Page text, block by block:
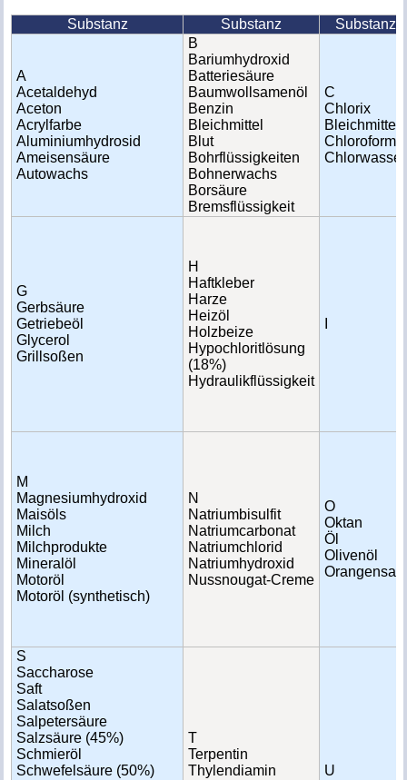
Substanz Substanz Substanz
A
Acetaldehyd
Aceton
Acrylfarbe
Aluminiumhydrosid
Ameisensäure
Autowachs
B
Bariumhydroxid
Batteriesäure
Baumwollsamenöl
Benzin
Bleichmittel
Blut
Bohrflüssigkeiten
Bohnerwachs
Borsäure
Bremsflüssigkeit
C
Chlorix
Bleichmittel
Chloroform
Chlorwasser
G
Gerbsäure
Getriebeöl
Glycerol
Grillsoßen
H
Haftkleber
Harze
Heizöl
Holzbeize
Hypochloritlösung
(18%)
Hydraulikflüssigkeit
M
Magnesiumhydroxid
Maisöls
Milch
Milchprodukte
Mineralöl
Motoröl
Motoröl (synthetisch)
N
Natriumbisulfit
Natriumcarbonat
Natriumchlorid
Natriumhydroxid
Nussnougat-Creme
O
Oktan
Öl
Olivenöl
Orangensaft
S
Saccharose
Saft
Salatsoßen
Salpetersäure
Salzsäure (45%)
Schmieröl
Schwefelsäure (50%)
T
Terpentin
Thylendiamin
U